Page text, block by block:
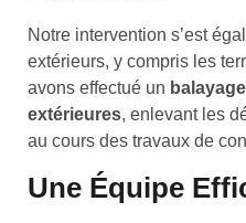
Notre intervention s’est
extérieurs, y compris les
avons effectué un
extérieures, enlevant les
au cours des travaux de
Une Équipe